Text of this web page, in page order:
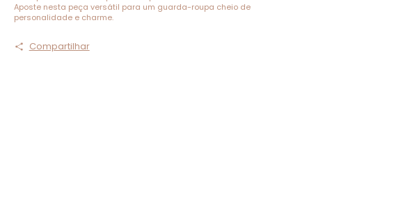
Aposte nesta peça versátil para um guarda-roupa cheio de
personalidade e charme.
Compartilhar